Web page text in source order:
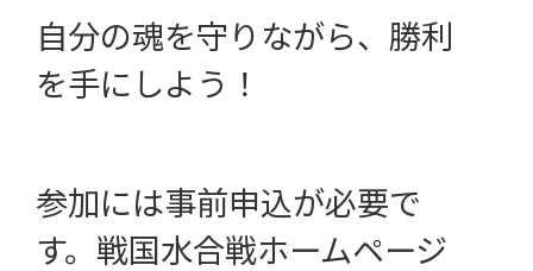
自分の魂を守りながら、勝利
を手にしよう！
参加には事前申込が必要で
す。戦国水合戦ホームページ